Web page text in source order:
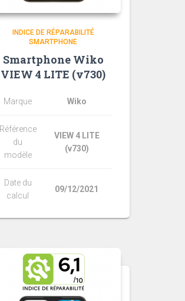
INDICE DE RÉPARABILITÉ
SMARTPHONE
Smartphone Wiko
VIEW 4 LITE (v730)
Marque Wiko
Référence
du
modèle
VIEW 4 LITE
(v730)
Date du
calcul
09/12/2021